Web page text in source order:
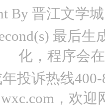
By 晋江文学
最后
化，程序会
投诉热线
，欢